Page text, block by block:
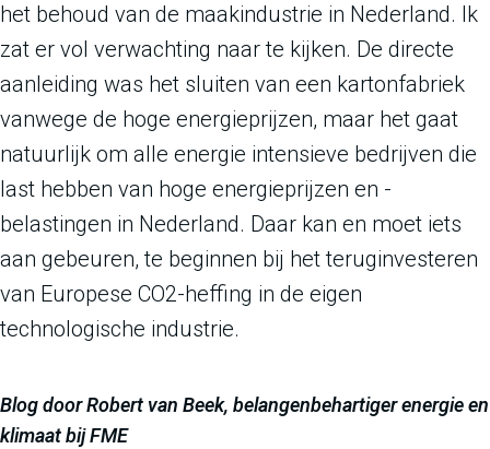
het behoud van de maakindustrie in Nederland. Ik
zat er vol verwachting naar te kijken. De directe
aanleiding was het sluiten van een kartonfabriek
vanwege de hoge energieprijzen, maar het gaat
natuurlijk om alle energie intensieve bedrijven die
last hebben van hoge energieprijzen en -
belastingen in Nederland. Daar kan en moet iets
aan gebeuren, te beginnen bij het teruginvesteren
van Europese CO2-heffing in de eigen
technologische industrie.
Blog door Robert van Beek, belangenbehartiger energie en
klimaat bij FME